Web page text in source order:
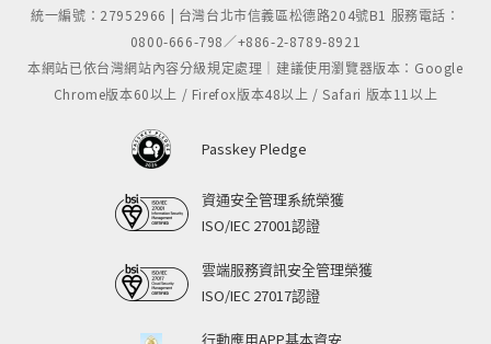
統一編號：27952966 | 台灣台北市信義區松德路204號B1 服務電話：
0800-666-798／+886-2-8789-8921
本網站已依台灣網站內容分級規定處理｜建議使用瀏覽器版本：Google
Chrome版本60以上 / Firefox版本48以上 / Safari 版本11以上
Passkey Pledge
資通安全管理系統榮獲
ISO/IEC 27001認證
雲端服務資訊安全管理榮獲
ISO/IEC 27017認證
行動應用APP基本資安